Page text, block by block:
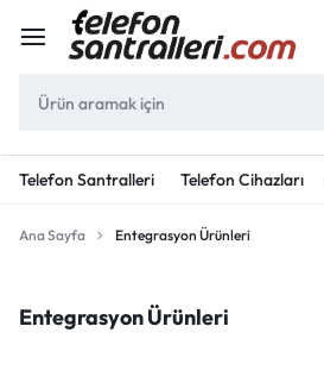
Telefon Santralleri Telefon Cihazları
Ana Sayfa Entegrasyon Ürünleri
Entegrasyon Ürünleri